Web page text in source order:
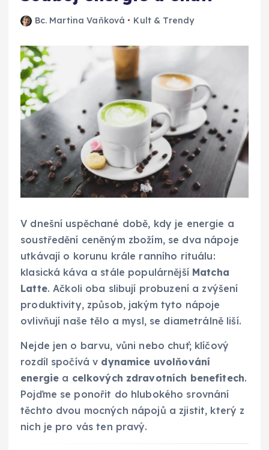
Bc. Martina Vaňková Kult & Trendy
V dnešní uspěchané době, kdy je energie a
soustředění ceněným zbožím, se dva nápoje
utkávají o korunu krále ranního rituálu:
klasická káva a stále populárnější Matcha
Latte. Ačkoli oba slibují probuzení a zvýšení
produktivity, způsob, jakým tyto nápoje
ovlivňují naše tělo a mysl, se diametrálně liší.
Nejde jen o barvu, vůni nebo chuť; klíčový
rozdíl spočívá v dynamice uvolňování
energie a celkových zdravotních benefitech.
Pojďme se ponořit do hlubokého srovnání
těchto dvou mocných nápojů a zjistit, který z
nich je pro vás ten pravý.